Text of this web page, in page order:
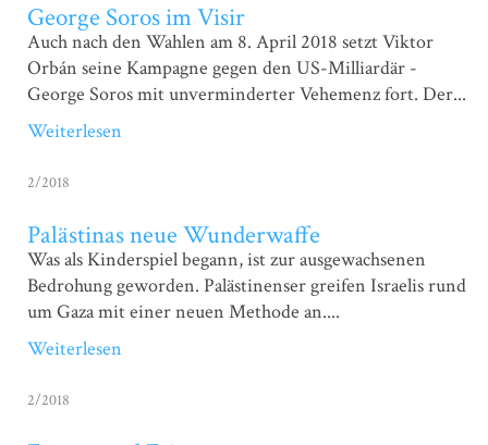
George Soros im Visir
Auch nach den Wahlen am 8. April 2018 setzt Viktor
Orbán seine Kampagne gegen den US-Milliardär ­
George ­Soros mit unverminderter Vehemenz fort. Der...
Weiterlesen
2/2018
Palästinas neue Wunderwaffe
Was als Kinderspiel begann, ist zur ausgewachsenen
Bedrohung geworden. ­Palästinenser greifen Israelis rund
um Gaza mit einer neuen Methode an....
Weiterlesen
2/2018